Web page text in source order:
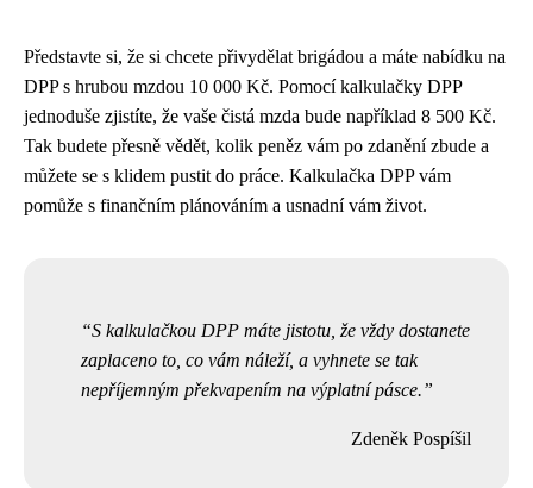
Představte si, že si chcete přivydělat brigádou a máte nabídku na
DPP s hrubou mzdou 10 000 Kč. Pomocí kalkulačky DPP
jednoduše zjistíte, že vaše čistá mzda bude například 8 500 Kč.
Tak budete přesně vědět, kolik peněz vám po zdanění zbude a
můžete se s klidem pustit do práce. Kalkulačka DPP vám
pomůže s finančním plánováním a usnadní vám život.
S kalkulačkou DPP máte jistotu, že vždy dostanete
zaplaceno to, co vám náleží, a vyhnete se tak
nepříjemným překvapením na výplatní pásce.
Zdeněk Pospíšil